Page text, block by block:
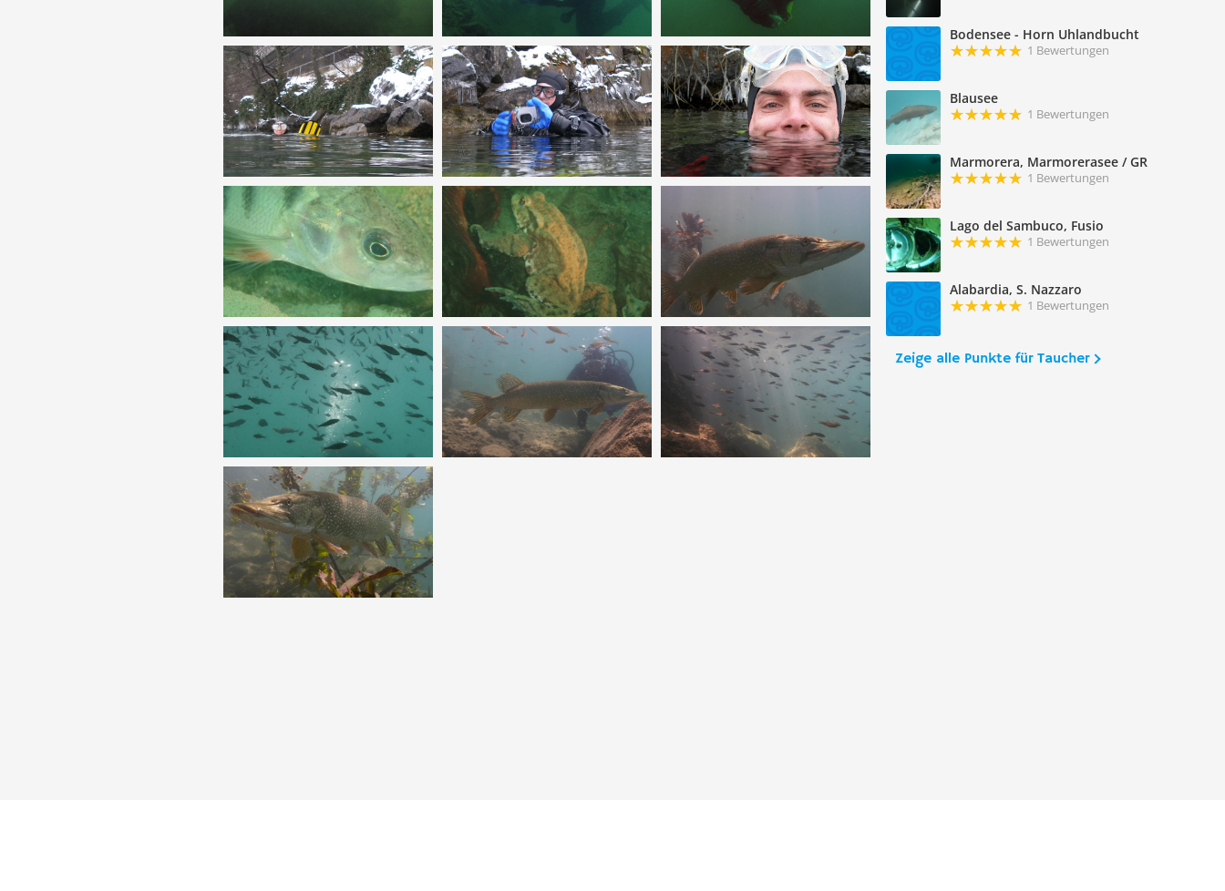
Bodensee - Horn Uhlandbucht
1 Bewertungen
Blausee
1 Bewertungen
Marmorera, Marmorerasee / GR
1 Bewertungen
Lago del Sambuco, Fusio
1 Bewertungen
Alabardia, S. Nazzaro
1 Bewertungen
Zeige alle Punkte für Taucher